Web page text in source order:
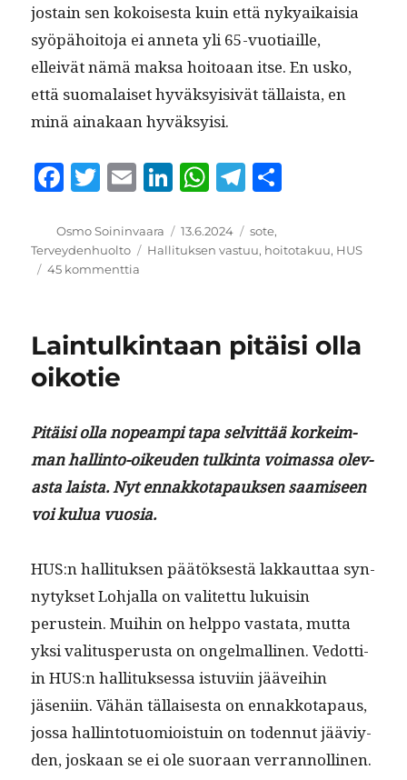
jostain sen kokois­es­ta kuin että nykyaikaisia
syöpähoito­ja ei anneta yli 65-vuo­ti­aille,
elleivät nämä mak­sa hoitoaan itse. En usko,
että suo­ma­laiset hyväksy­i­sivät täl­laista, en
minä ainakaan hyväksyisi.
F
c
e
o
k
T
it
te
E
ai
l
Li
k
e
n
W
at
s
p
T
e
g
m
re
Kirjoittaja
Osmo Soininvaara Julkaistu
13.6.2024 Kategoriat
sote,
Terveydenhuolto
Avainsanat
Hallituksen vastuu, hoitotakuu, HUS
45 kommenttia
Laintulkintaan pitäisi olla
oikotie
Pitäisi olla nopeampi tapa selvit­tää korkeim­
man hallinto-oikeu­den tulk­in­ta voimas­sa olev­
as­ta laista. Nyt ennakko­ta­pauk­sen saamiseen
voi kulua vuosia.
HUS:n hal­li­tuk­sen päätök­ses­tä lakkaut­taa syn­
ny­tyk­set Loh­jal­la on valitet­tu lukuisin
perustein. Mui­hin on help­po vas­ta­ta, mut­ta
yksi val­i­tus­pe­rus­ta on ongel­malli­nen. Vedot­ti­
in HUS:n hal­li­tuk­ses­sa istu­vi­in jäävei­hin
jäseni­in. Vähän täl­lais­es­ta on ennakko­ta­paus,
jos­sa hallinto­tuomiois­tu­in on toden­nut jääviy­
den, joskaan se ei ole suo­raan verrannollinen.